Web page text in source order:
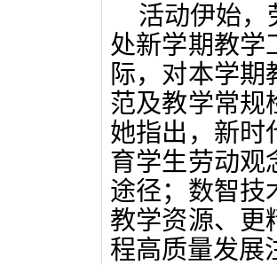
活动伊始，
处新学期教学
际，对本学
范及教学常规
她指出，新时
育学生劳动观
途径；数智技
教学资源、更
程高质量发展